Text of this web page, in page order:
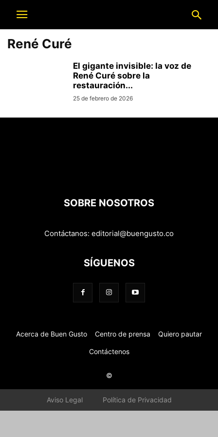
René Curé
El gigante invisible: la voz de
René Curé sobre la
restauración...
25 de febrero de 2026
SOBRE NOSOTROS
Contáctanos: editorial@buengusto.co
SÍGUENOS
Acerca de Buen Gusto Centro de prensa Quiero pautar
Contáctenos
©
Aviso Legal Política de Privacidad